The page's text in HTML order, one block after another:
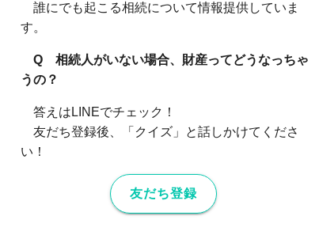
誰にでも起こる相続について情報提供していま
す。
Q
相続人がいない場合、財産ってどうなっちゃ
うの？
答えはLINEでチェック！
友だち登録後、「クイズ」と話しかけてくださ
い！
友だち登録